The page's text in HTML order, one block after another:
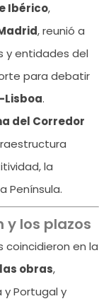
Ibérico,
, reunió a
y entidades del
para debatir
.
del Corredor
la
Península.
y los plazos
coincidieron en la
obras,
Portugal y